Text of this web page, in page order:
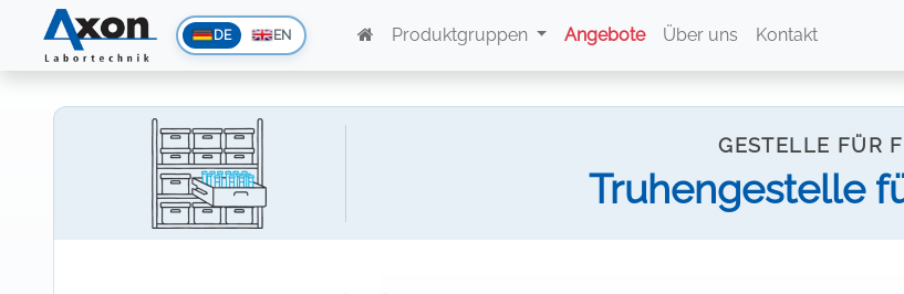
DE EN Produktgruppen Angebote Über uns Kontakt
GESTELLE FÜR
Truhengestelle